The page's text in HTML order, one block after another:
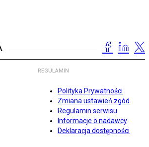
REGULAMIN
Polityka Prywatności
Zmiana ustawień zgód
Regulamin serwisu
Informacje o nadawcy
Deklaracja dostępności